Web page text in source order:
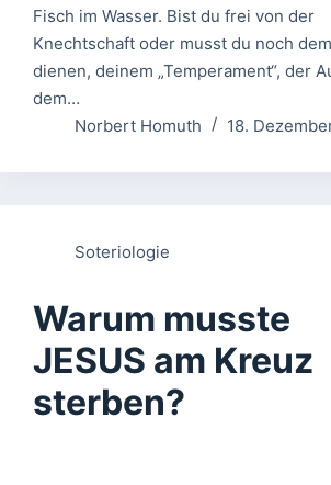
Fisch im Wasser. Bist du frei von der
Knechtschaft oder musst du noch
dienen, deinem „Temperament“, der
dem…
Norbert Homuth
18.
Soteriologie
Warum musste
JESUS am Kreuz
sterben?